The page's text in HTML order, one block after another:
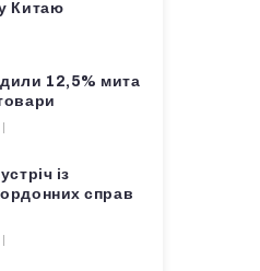
Китаю
12,5% мита
із
справ